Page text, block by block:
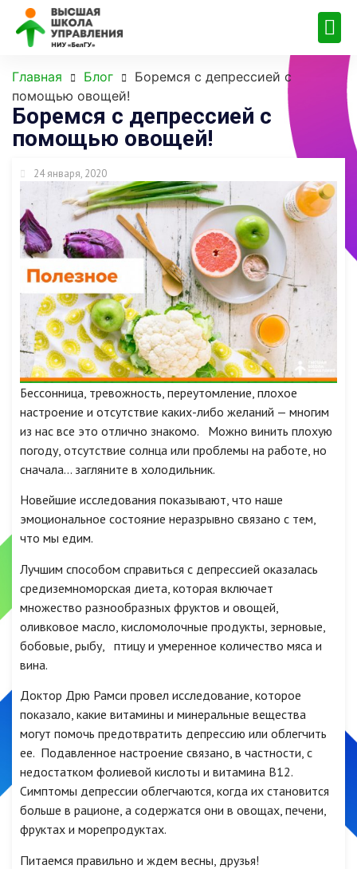
Главная Блог
Боремся с депрессией с
помощью овощей!
Боремся с депрессией с
помощью овощей!
24 января, 2020
Бессонница, тревожность, переутомление, плохое
настроение и отсутствие каких-либо желаний — многим
из нас все это отлично знакомо. Можно винить плохую
погоду, отсутствие солнца или проблемы на работе, но
сначала… загляните в холодильник.
Новейшие исследования показывают, что наше
эмоциональное состояние неразрывно связано с тем,
что мы едим.
Лучшим способом справиться с депрессией оказалась
средиземноморская диета, которая включает
множество разнообразных фруктов и овощей,
оливковое масло, кисломолочные продукты, зерновые,
бобовые, рыбу, птицу и умеренное количество мяса и
вина.
Доктор Дрю Рамси провел исследование, которое
показало, какие витамины и минеральные вещества
могут помочь предотвратить депрессию или облегчить
ее. Подавленное настроение связано, в частности, с
недостатком фолиевой кислоты и витамина B12.
Симптомы депрессии облегчаются, когда их становится
больше в рационе, а содержатся они в овощах, печени,
фруктах и морепродуктах.
Питаемся правильно и ждем весны, друзья!